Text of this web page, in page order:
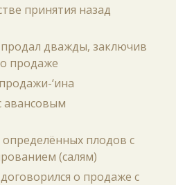
принятия назад
дважды, заключив
продаже
‘ина
авансовым
плодов с
(салям)
о продаже с